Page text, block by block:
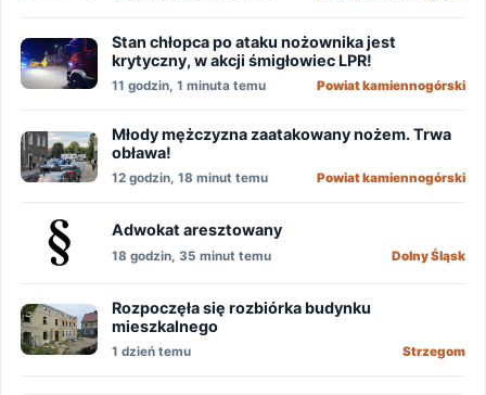
Stan chłopca po ataku nożownika jest
krytyczny, w akcji śmigłowiec LPR!
11 godzin, 1 minuta temu Powiat kamiennogórski
Młody mężczyzna zaatakowany nożem. Trwa
obława!
12 godzin, 18 minut temu Powiat kamiennogórski
Adwokat aresztowany
18 godzin, 35 minut temu Dolny Śląsk
Rozpoczęła się rozbiórka budynku
mieszkalnego
1 dzień temu Strzegom